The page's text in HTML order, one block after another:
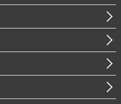
イアンス）・防災（政策）
マートシティ